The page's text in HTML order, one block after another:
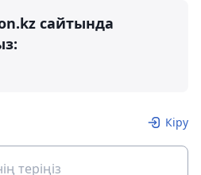
сайтында
Кіру